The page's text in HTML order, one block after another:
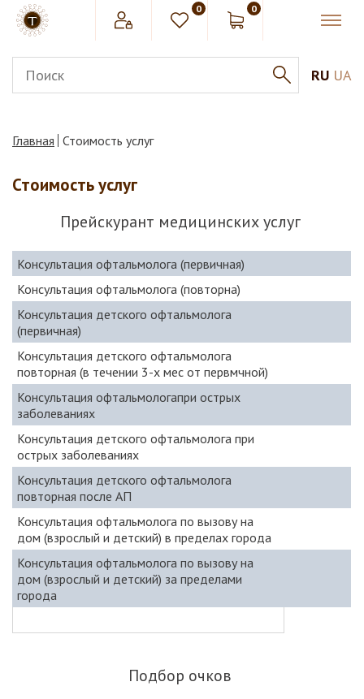
0 0
RU UA
Главная Стоимость услуг
Стоимость услуг
Прейскурант медицинских услуг
Консультация офтальмолога (первичная)
Консультация офтальмолога (повторна)
Консультация детского офтальмолога
(первичная)
Консультация детского офтальмолога
повторная (в течении 3-х мес от первмчной)
Консультация офтальмологапри острых
заболеваниях
Консультация детского офтальмолога при
острых заболеваниях
Консультация детского офтальмолога
повторная после АП
Консультация офтальмолога по вызову на
дом (взрослый и детский) в пределах города
Консультация офтальмолога по вызову на
дом (взрослый и детский) за пределами
города
Подбор очков